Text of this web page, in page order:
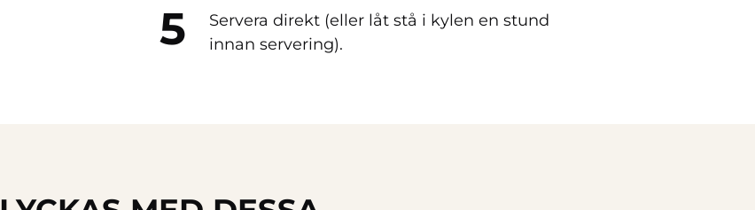
Servera direkt (eller låt stå i kylen en stund
innan servering).